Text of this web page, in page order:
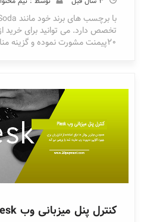
20پیمنت مشورت نموده و گزینه مناسب خود را سفارش دهید.
کنترل پنل میزبانی وب Plesk